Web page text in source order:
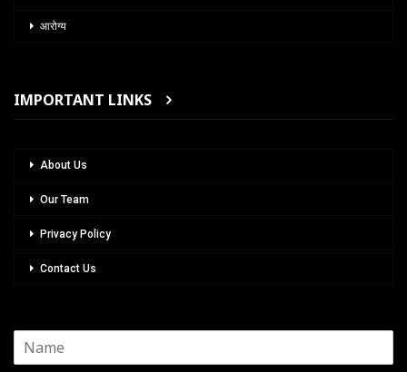
आरोग्य
IMPORTANT LINKS
About Us
Our Team
Privacy Policy
Contact Us